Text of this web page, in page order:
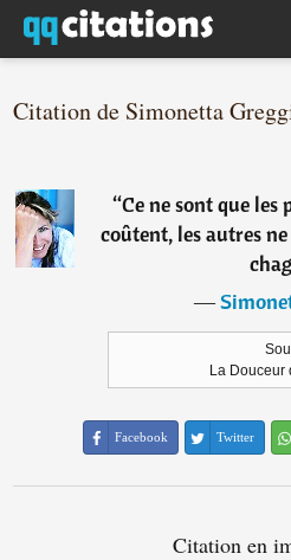
Citation de Simonetta
“Ce ne sont que les
coûtent, les autres
―
La Douceur
Facebook Twitter
Citation en